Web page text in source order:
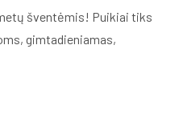
šventėmis! Puikiai tiks
gimtadieniamas,